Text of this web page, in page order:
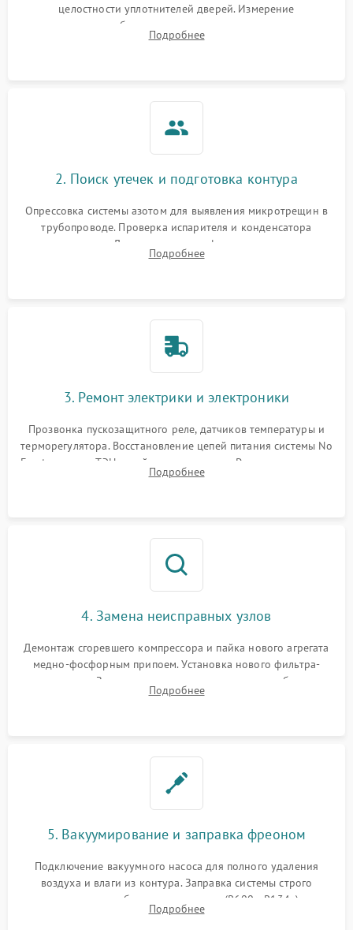
целостности уплотнителей дверей. Измерение
сопротивления обмоток мотора, проверка термостата и
считывание кодов ошибок с электронного дисплея.
Подробнее
2. Поиск утечек и подготовка контура
Опрессовка системы азотом для выявления микротрещин в
трубопроводе. Проверка испарителя и конденсатора
течеискателем. Демонтаж старого фильтра-осушителя и
продувка капиллярной трубки для устранения засоров.
Подробнее
3. Ремонт электрики и электроники
Прозвонка пускозащитного реле, датчиков температуры и
терморегулятора. Восстановление цепей питания системы No
Frost, включая ТЭН оттайки и вентилятор. Ремонт или замена
платы управления при сбоях алгоритмов.
Подробнее
4. Замена неисправных узлов
Демонтаж сгоревшего компрессора и пайка нового агрегата
медно-фосфорным припоем. Установка нового фильтра-
осушителя. Замена изношенных вентиляторов обдува,
сломанных заслонок или поврежденных дверных петель.
Подробнее
5. Вакуумирование и заправка фреоном
Подключение вакуумного насоса для полного удаления
воздуха и влаги из контура. Заправка системы строго
дозированным объемом хладагента (R600a, R134a) по
электронным весам. Контроль рабочего давления в системе.
Подробнее